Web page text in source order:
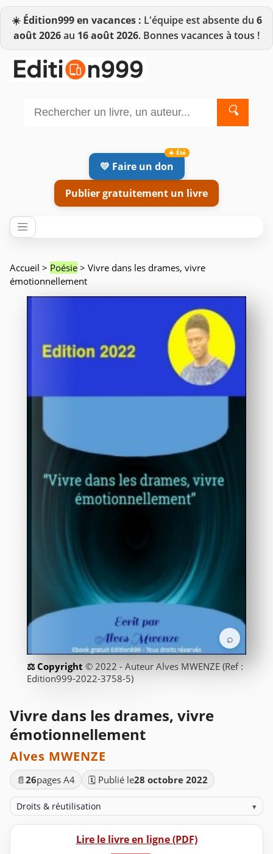
☀️ Édition999 en vacances : L'équipe est absente du 6
août 2026au 16 août 2026. Bonnes vacances à tous !
🔍
💛 Faire un don
Publier gratuitement un livre
Accueil > Poésie > Vivre dans les drames, vivre
émotionnellement
⌕
© 2022 - Auteur Alves MWENZE (Ref :
Edition999-2022-3758-5)
Vivre dans les drames, vivre
émotionnellement
Alves MWENZE
📄 26pages A4 🗓️ Publié le28 octobre 2022
Droits & réutilisation ▾
Lire le livre en ligne (PDF)